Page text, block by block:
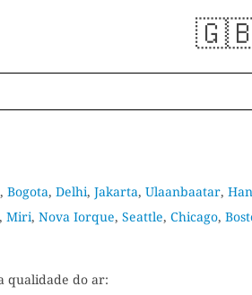
, Bogota, Delhi, Jakarta, Ulaanbaatar,
, Miri, Nova Iorque, Seattle, Chicago,
qualidade do ar: